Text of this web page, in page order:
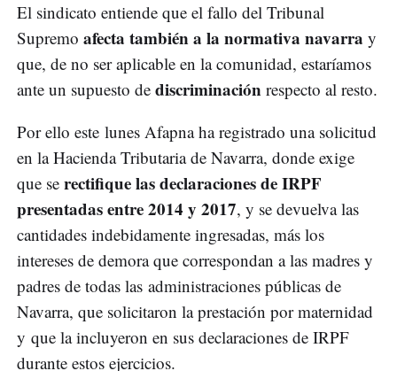
El sindicato entiende que el fallo del Tribunal
Supremo afecta también a la normativa navarra y
que, de no ser aplicable en la comunidad, estaríamos
ante un supuesto de discriminación respecto al resto.
Por ello este lunes Afapna ha registrado una solicitud
en la Hacienda Tributaria de Navarra, donde exige
que se rectifique las declaraciones de IRPF
presentadas entre 2014 y 2017, y se devuelva las
cantidades indebidamente ingresadas, más los
intereses de demora que correspondan a las madres y
padres de todas las administraciones públicas de
Navarra, que solicitaron la prestación por maternidad
y que la incluyeron en sus declaraciones de IRPF
durante estos ejercicios.